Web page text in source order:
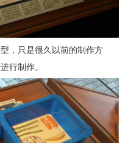
，只是很久以前的制作方
行制作。